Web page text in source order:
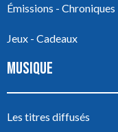
Émissions - Chroniques
Jeux - Cadeaux
MUSIQUE
Les titres diffusés